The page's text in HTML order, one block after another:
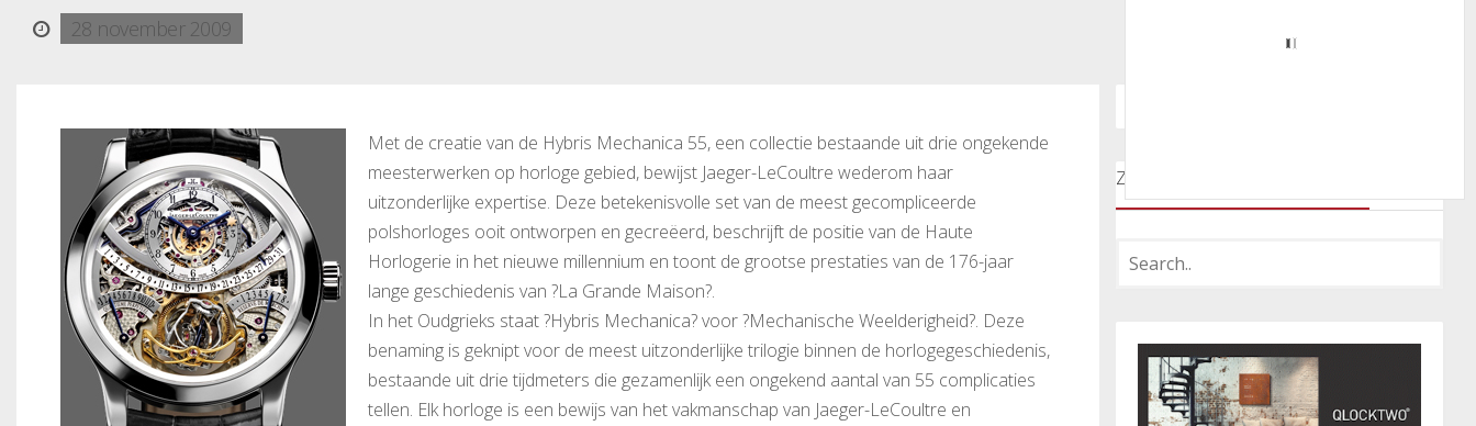
28 november 2009
Met de creatie van de Hybris Mechanica 55, een collectie bestaande uit drie ongekende
meesterwerken op horloge gebied, bewijst Jaeger-LeCoultre wederom haar
uitzonderlijke expertise. Deze betekenisvolle set van de meest gecompliceerde
polshorloges ooit ontworpen en gecreëerd, beschrijft de positie van de Haute
Horlogerie in het nieuwe millennium en toont de grootse prestaties van de 176-jaar
lange geschiedenis van ?La Grande Maison?.
In het Oudgrieks staat ?Hybris Mechanica? voor ?Mechanische Weelderigheid?. Deze
benaming is geknipt voor de meest uitzonderlijke trilogie binnen de horlogegeschiedenis,
bestaande uit drie tijdmeters die gezamenlijk een ongekend aantal van 55 complicaties
tellen. Elk horloge is een bewijs van het vakmanschap van Jaeger-LeCoultre en
Zoeken door onze nieuwsartikelen